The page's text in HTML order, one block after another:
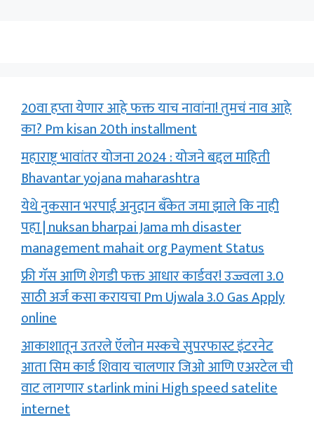
20वा हप्ता येणार आहे फक्त याच नावांना! तुमचं नाव आहे
का? Pm kisan 20th installment
महाराष्ट्र भावांतर योजना 2024 : योजने बद्दल माहिती
Bhavantar yojana maharashtra
येथे नुकसान भरपाई अनुदान बँकेत जमा झाले कि नाही
पहा | nuksan bharpai Jama mh disaster
management mahait org Payment Status
फ्री गॅस आणि शेगडी फक्त आधार कार्डवर! उज्ज्वला 3.0
साठी अर्ज कसा करायचा Pm Ujwala 3.0 Gas Apply
online
आकाशातून उतरले ऍलोन मस्कचे सुपरफास्ट इंटरनेट
आता सिम कार्ड शिवाय चालणार जिओ आणि एअरटेल ची
वाट लागणार starlink mini High speed satelite
internet